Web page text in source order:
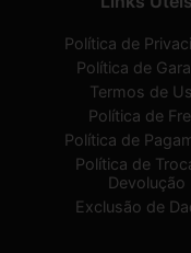
Política de
Política de
Termos de
Política de
Política de
Política de
Devolução
Exclusão de